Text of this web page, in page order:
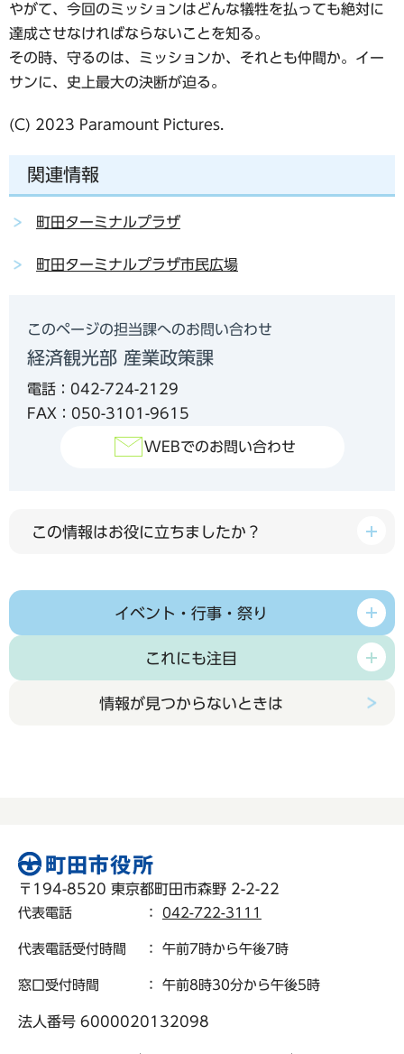
やがて、今回のミッションはどんな犠牲を払っても絶対に
達成させなければならないことを知る。
その時、守るのは、ミッションか、それとも仲間か。イー
サンに、史上最大の決断が迫る。
(C) 2023 Paramount Pictures.
関連情報
町田ターミナルプラザ
町田ターミナルプラザ市民広場
このページの担当課へのお問い合わせ
経済観光部 産業政策課
電話：042-724-2129
FAX：050-3101-9615
WEBでのお問い合わせ
この情報はお役に立ちましたか？
イベント・行事・祭り
これにも注目
情報が見つからないときは
〒194-8520 東京都町田市森野 2-2-22
代表電話 ： 042-722-3111
代表電話受付時間 ： 午前7時から午後7時
窓口受付時間 ： 午前8時30分から午後5時
法人番号 6000020132098